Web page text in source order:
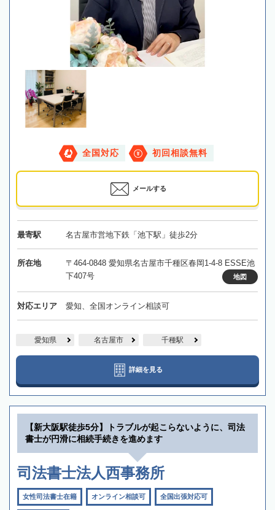
全国対応 初回相談無料
メールする
最寄駅 名古屋市営地下鉄「池下駅」徒歩2分
所在地
〒464-0848 愛知県名古屋市千種区春岡1-4-8 ESSE池
下407号
地図
対応エリア 愛知、全国オンライン相談可
愛知県 名古屋市 千種駅
詳細を見る
【新大阪駅徒歩5分】トラブルが起こらないように、司法
書士が円滑に相続手続きを進めます
司法書士法人西事務所
女性司法書士在籍 オンライン相談可 全国出張対応可